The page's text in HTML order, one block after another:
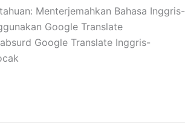
Menterjemahkan Bahasa Inggris-
Google Translate
Google Translate Inggris-